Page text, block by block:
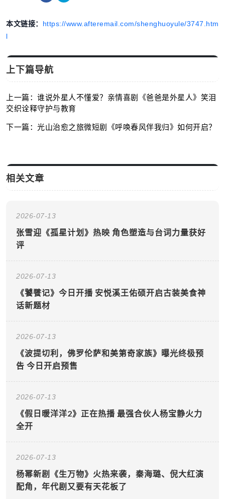
本文链接： https://www.afteremail.com/shenghuoyule/3747.htm
l
上下篇导航
上一篇：谁说外星人不懂爱？亲情喜剧《爸爸是外星人》笑泪
交织诠释守护与教育
下一篇：光山治愈之旅微短剧《呼唤春风伴我归》如何开启？
相关文章
2026-07-13
张雪迎《孤星计划》热映 角色塑造与台词力量获好
评
2026-07-13
《饕餮记》今日开播 安悦溪王佑硕开启古装美食神
话新题材
2026-07-13
《波提切利，佛罗伦萨和美第奇家族》曝光终极预
告 今日开启预售
2026-07-13
《假日暖洋洋2》正在热播 最强合伙人杨宝静火力
全开
2026-07-13
杨幂新剧《生万物》火热来袭，秦海璐、倪大红演
配角，年代剧又要有天花板了